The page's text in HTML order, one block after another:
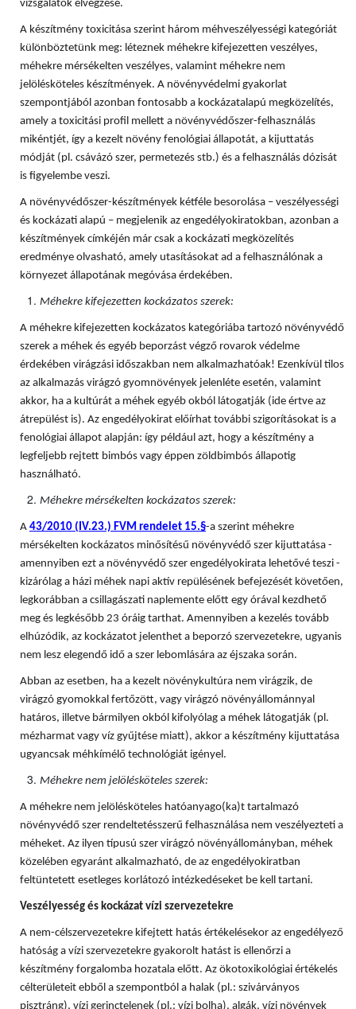
vizsgálatok elvégzése.
A készítmény toxicitása szerint három méhveszélyességi kategóriát
különböztetünk meg: léteznek méhekre kifejezetten veszélyes,
méhekre mérsékelten veszélyes, valamint méhekre nem
jelölésköteles készítmények. A növényvédelmi gyakorlat
szempontjából azonban fontosabb a kockázatalapú megközelítés,
amely a toxicitási profil mellett a növényvédőszer-felhasználás
mikéntjét, így a kezelt növény fenológiai állapotát, a kijuttatás
módját (pl. csávázó szer, permetezés stb.) és a felhasználás dózisát
is figyelembe veszi.
A növényvédőszer-készítmények kétféle besorolása – veszélyességi
és kockázati alapú – megjelenik az engedélyokiratokban, azonban a
készítmények címkéjén már csak a kockázati megközelítés
eredménye olvasható, amely utasításokat ad a felhasználónak a
környezet állapotának megóvása érdekében.
Méhekre kifejezetten kockázatos szerek:
A méhekre kifejezetten kockázatos kategóriába tartozó növényvédő
szerek a méhek és egyéb beporzást végző rovarok védelme
érdekében virágzási időszakban nem alkalmazhatóak! Ezenkívül tilos
az alkalmazás virágzó gyomnövények jelenléte esetén, valamint
akkor, ha a kultúrát a méhek egyéb okból látogatják (ide értve az
átrepülést is). Az engedélyokirat előírhat további szigorításokat is a
fenológiai állapot alapján: így például azt, hogy a készítmény a
legfeljebb rejtett bimbós vagy éppen zöldbimbós állapotig
használható.
Méhekre mérsékelten kockázatos szerek:
A 43/2010 (IV.23.) FVM rendelet 15.§-a szerint méhekre
mérsékelten kockázatos minősítésű növényvédő szer kijuttatása -
amennyiben ezt a növényvédő szer engedélyokirata lehetővé teszi -
kizárólag a házi méhek napi aktív repülésének befejezését követően,
legkorábban a csillagászati naplemente előtt egy órával kezdhető
meg és legkésőbb 23 óráig tarthat. Amennyiben a kezelés tovább
elhúzódik, az kockázatot jelenthet a beporzó szervezetekre, ugyanis
nem lesz elegendő idő a szer lebomlására az éjszaka során.
Abban az esetben, ha a kezelt növénykultúra nem virágzik, de
virágzó gyomokkal fertőzött, vagy virágzó növényállománnyal
határos, illetve bármilyen okból kifolyólag a méhek látogatják (pl.
mézharmat vagy víz gyűjtése miatt), akkor a készítmény kijuttatása
ugyancsak méhkímélő technológiát igényel.
Méhekre nem jelölésköteles szerek:
A méhekre nem jelölésköteles hatóanyago(ka)t tartalmazó
növényvédő szer rendeltetésszerű felhasználása nem veszélyezteti a
méheket. Az ilyen típusú szer virágzó növényállományban, méhek
közelében egyaránt alkalmazható, de az engedélyokiratban
feltüntetett esetleges korlátozó intézkedéseket be kell tartani.
Veszélyesség és kockázat vízi szervezetekre
A nem-célszervezetekre kifejtett hatás értékelésekor az engedélyező
hatóság a vízi szervezetekre gyakorolt hatást is ellenőrzi a
készítmény forgalomba hozatala előtt. Az ökotoxikológiai értékelés
célterületeit ebből a szempontból a halak (pl.: szivárványos
pisztráng), vízi gerinctelenek (pl.: vízi bolha), algák, vízi növények